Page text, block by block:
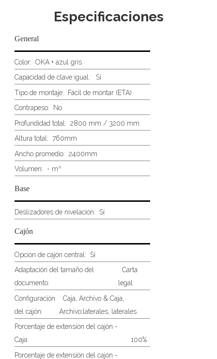
Especificaciones
General
Color: OKA + azul gris
Capacidad de clave igual: Sí
Tipo de montaje: Fácil de montar (ETA)
Contrapeso: No
Profundidad total: 2800 mm / 3200 mm
Altura total: 760mm
Ancho promedio: 2400mm
Volumen: - m³
Base
Deslizadores de nivelación: Sí
Cajón
Opción de cajón central: Sí
Adaptación del tamaño del
documento:
Carta
legal
Configuración
del cajón:
Caja, Archivo & Caja,
Archivo;laterales, laterales
Porcentaje de extensión del cajón -
Caja:
100%
Porcentaje de extensión del cajón -